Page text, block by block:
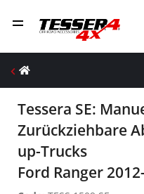
Tessera SE:
Zurückziehbare
up-Trucks
Ford Ranger